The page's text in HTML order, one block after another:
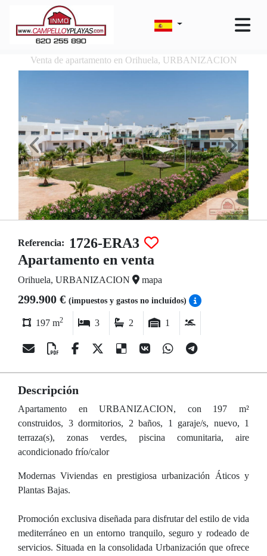
Venta de apartamento en Orihuela, URBANIZACION
Referencia:
1726-ERA3
Apartamento en venta
Orihuela, URBANIZACION mapa
299.900 € (impuestos y gastos no incluídos)
197 m2 3 2 1
Descripción
Apartamento en URBANIZACION, con 197 m²
construidos, 3 dormitorios, 2 baños, 1 garaje/s, nuevo, 1
terraza(s), zonas verdes, piscina comunitaria, aire
acondicionado frío/calor
Modernas Viviendas en prestigiosa urbanización Áticos y
Plantas Bajas.
Promoción exclusiva diseñada para disfrutar del estilo de vida
mediterráneo en un entorno tranquilo, seguro y rodeado de
servicios. Situada en la consolidada Urbanización que ofrece